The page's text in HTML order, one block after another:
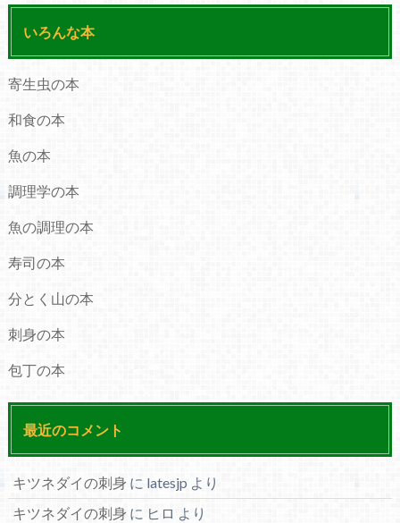
いろんな本
寄生虫の本
和食の本
魚の本
調理学の本
魚の調理の本
寿司の本
分とく山の本
刺身の本
包丁の本
最近のコメント
キツネダイの刺身 に latesjp より
キツネダイの刺身 に ヒロ より